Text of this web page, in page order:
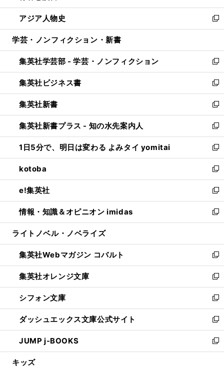
開
く
ウ
で
開
ン
ド
ウ
開
く
ウ
ィ
ン
ウ
で
開
く
し
い
ウ
ン
ド
ウ
で
開
く
アジア人物史
新
し
ウ
ィ
ン
ド
ウ
で
開
く
学芸・ノンフィクション・新書
集英社学芸部 - 学芸・ノンフィクション
新
し
い
ウ
ィ
ン
ド
ウ
で
開
く
集英社ビジネス書
新
し
い
ウ
ィ
ン
ド
ウ
で
開
く
集英社新書
新
し
い
ウ
ィ
ン
ド
ウ
で
開
く
集英社新書プラス - 知の水先案内人
新
し
い
ウ
ィ
ン
ド
ウ
で
開
1日5分で、明日は変わる よみタイ yomitai
新
し
い
ウ
ィ
ン
ド
ウ
開
く
kotoba
新
し
い
ウ
ィ
ン
ウ
で
開
く
e!集英社
新
し
い
ウ
ン
ド
ウ
で
開
く
情報・知識＆オピニオン imidas
新
し
ウ
ィ
ン
ド
ウ
で
開
く
ライトノベル・ノベライズ
集英社Webマガジン コバルト
新
し
い
ウ
ィ
ン
ド
ウ
で
開
集英社オレンジ文庫
新
し
い
ウ
ィ
ン
ド
ウ
シフォン文庫
新
し
い
ウ
ィ
ン
ダッシュエックス文庫公式サイト
新
し
い
ウ
JUMP j-BOOKS
新
し
キッズ